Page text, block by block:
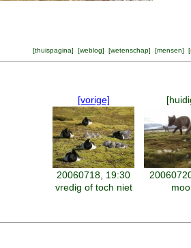
[thuispagina] [weblog] [wetenschap] [mensen] [
[vorige]
20060718, 19:30
vredig of toch niet